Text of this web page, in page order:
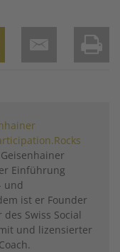
Email
Einführung
und
ist er Founder
Swiss Social
und lizensierter